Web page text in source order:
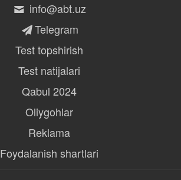
info@abt.uz
Telegram
Test topshirish
Test natijalari
Qabul 2024
Oliygohlar
Reklama
Foydalanish shartlari